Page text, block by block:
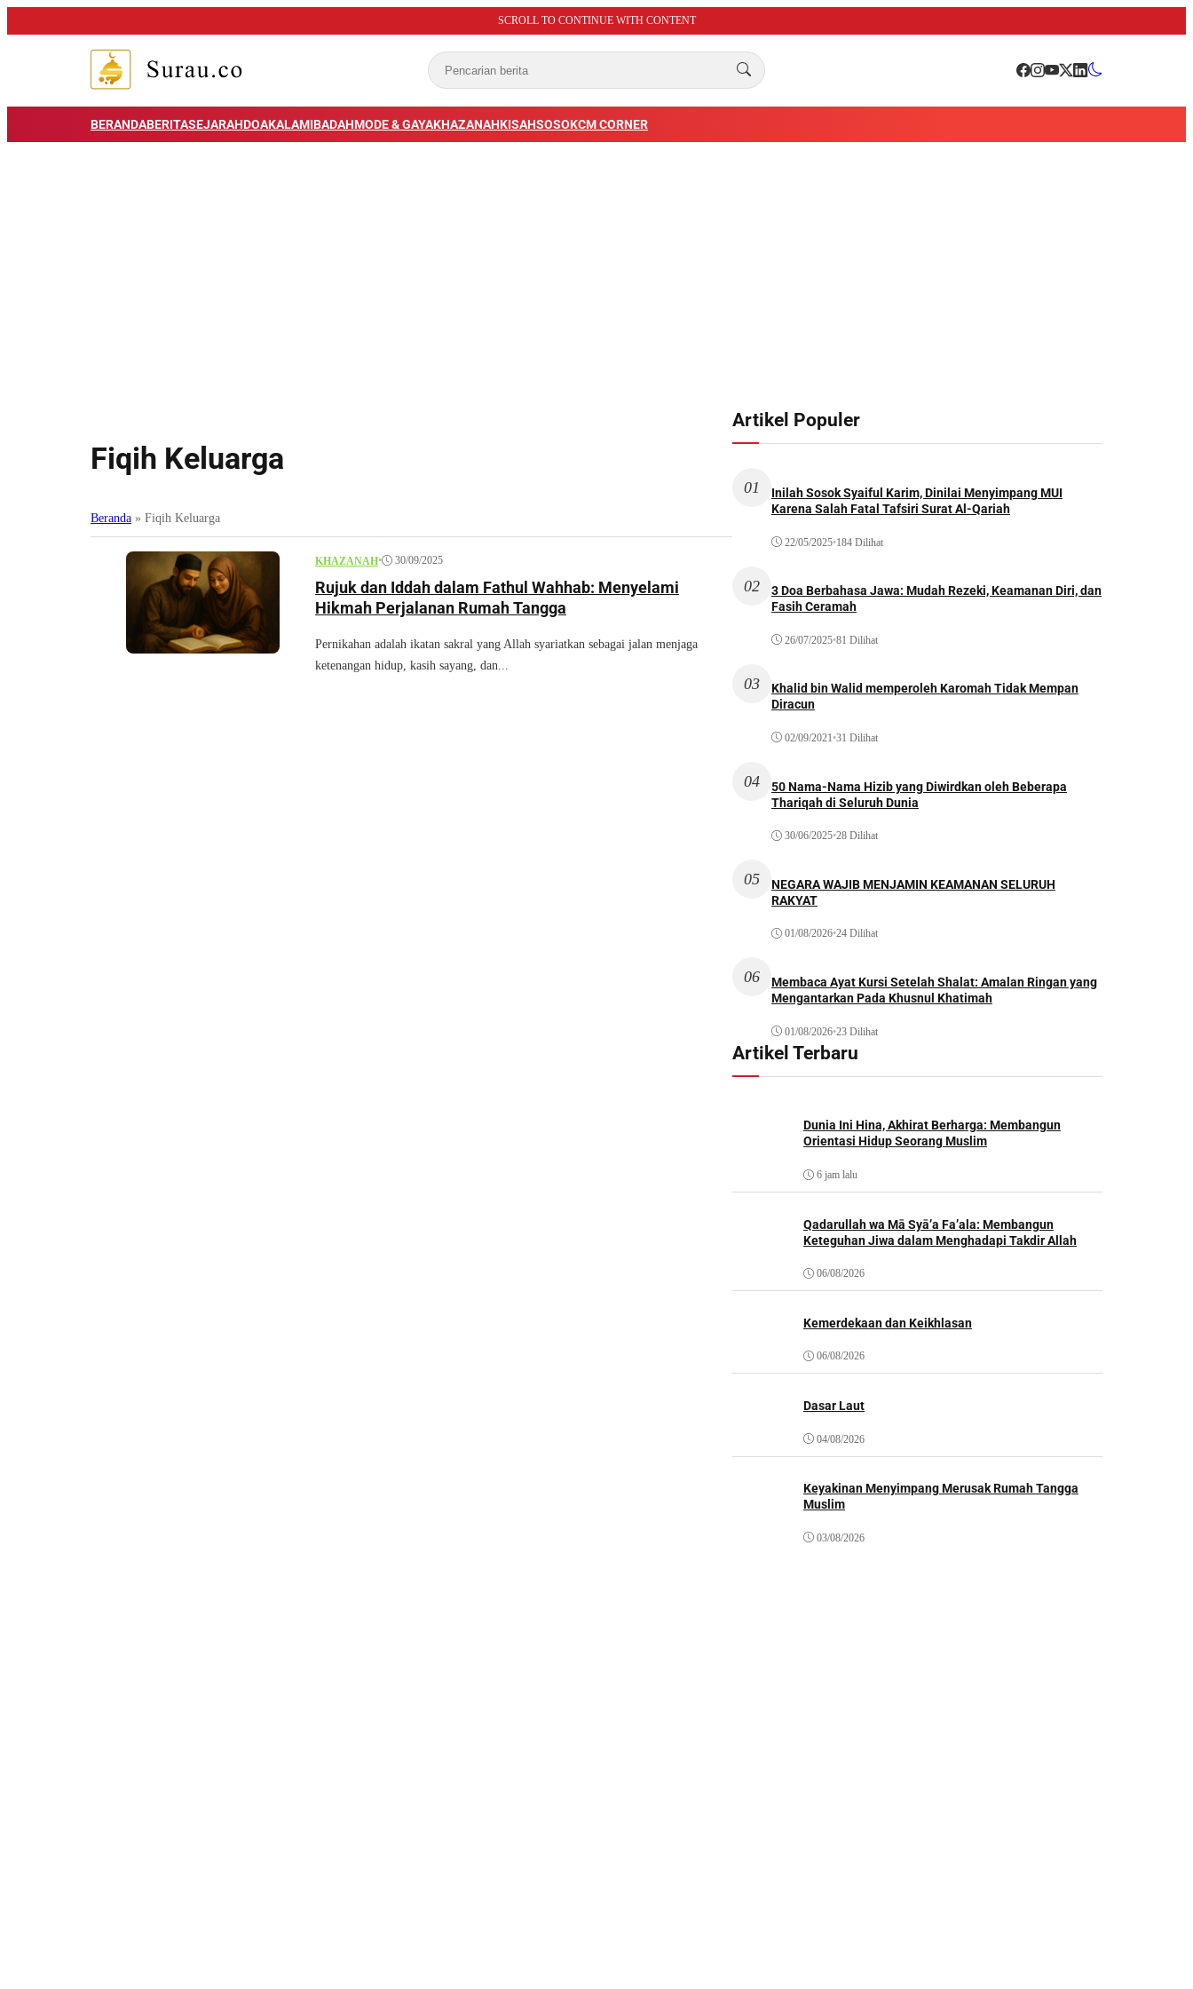
SCROLL TO CONTINUE WITH CONTENT
BERANDABERITASEJARAHDOAKALAMIBADAHMODE & GAYAKHAZANAHKISAHSOSOKCM CORNER
Fiqih Keluarga
Beranda » Fiqih Keluarga
KHAZANAH• 30/09/2025
Rujuk dan Iddah dalam Fathul Wahhab: Menyelami
Hikmah Perjalanan Rumah Tangga
Pernikahan adalah ikatan sakral yang Allah syariatkan sebagai jalan menjaga
ketenangan hidup, kasih sayang, dan...
Artikel Populer
01
Inilah Sosok Syaiful Karim, Dinilai Menyimpang MUI
Karena Salah Fatal Tafsiri Surat Al-Qariah
22/05/2025•184 Dilihat
02
3 Doa Berbahasa Jawa: Mudah Rezeki, Keamanan Diri, dan
Fasih Ceramah
26/07/2025•81 Dilihat
03
Khalid bin Walid memperoleh Karomah Tidak Mempan
Diracun
02/09/2021•31 Dilihat
04
50 Nama-Nama Hizib yang Diwirdkan oleh Beberapa
Thariqah di Seluruh Dunia
30/06/2025•28 Dilihat
05
NEGARA WAJIB MENJAMIN KEAMANAN SELURUH
RAKYAT
01/08/2026•24 Dilihat
06
Membaca Ayat Kursi Setelah Shalat: Amalan Ringan yang
Mengantarkan Pada Khusnul Khatimah
01/08/2026•23 Dilihat
Artikel Terbaru
Dunia Ini Hina, Akhirat Berharga: Membangun
Orientasi Hidup Seorang Muslim
6 jam lalu
Qadarullah wa Mā Syā’a Fa’ala: Membangun
Keteguhan Jiwa dalam Menghadapi Takdir Allah
06/08/2026
Kemerdekaan dan Keikhlasan
06/08/2026
Dasar Laut
04/08/2026
Keyakinan Menyimpang Merusak Rumah Tangga
Muslim
03/08/2026